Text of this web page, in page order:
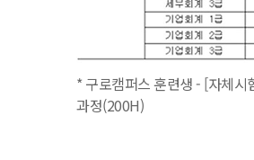
* 구로캠퍼스 훈련생 - [자체
과정(200H)